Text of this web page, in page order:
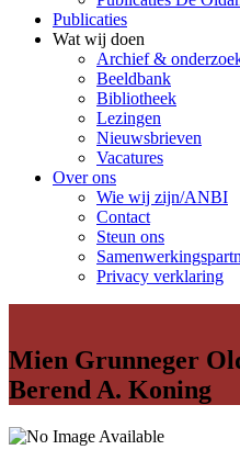
Publicaties
Wat wij doen
Archief &
Beeldbank
Bibliotheek
Lezingen
Nieuwsbrieven
Vacatures
Over ons
Wie wij zijn/ANBI
Contact
Steun ons
Privacy verklaring
Mien Grunneger
Berend A. Koning